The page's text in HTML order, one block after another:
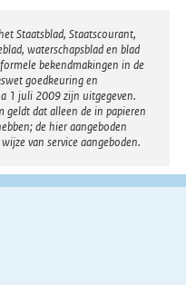
Staatsblad, Staatscourant,
waterschapsblad en blad
bekendmakingen in de
goedkeuring en
1 juli 2009 zijn uitgegeven.
geldt dat alleen de in papieren
de hier aangeboden
van service aangeboden.